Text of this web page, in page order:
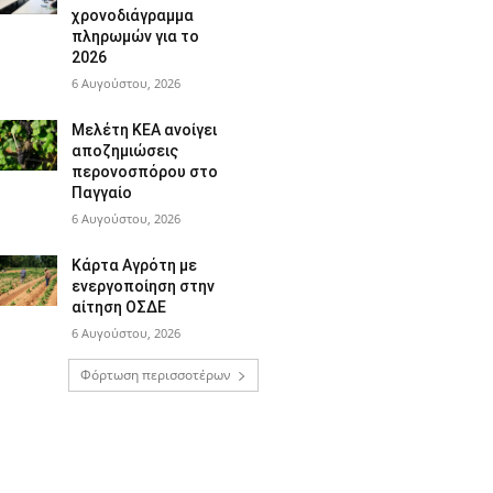
χρονοδιάγραμμα
πληρωμών για το
2026
6 Αυγούστου, 2026
Μελέτη ΚΕΑ ανοίγει
αποζημιώσεις
περονοσπόρου στο
Παγγαίο
6 Αυγούστου, 2026
Κάρτα Αγρότη με
ενεργοποίηση στην
αίτηση ΟΣΔΕ
6 Αυγούστου, 2026
Φόρτωση περισσοτέρων